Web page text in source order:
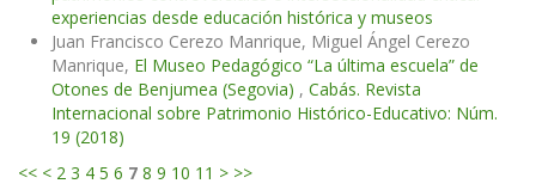
experiencias desde educación histórica y museos
Juan Francisco Cerezo Manrique, Miguel Ángel Cerezo
Manrique, El Museo Pedagógico “La última escuela” de
Otones de Benjumea (Segovia) , Cabás. Revista
Internacional sobre Patrimonio Histórico-Educativo: Núm.
19 (2018)
<< < 2 3 4 5 6 7 8 9 10 11 > >>